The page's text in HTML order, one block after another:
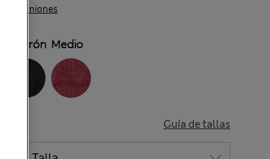
5 Opiniones
Marrón Medio
Guía de tallas